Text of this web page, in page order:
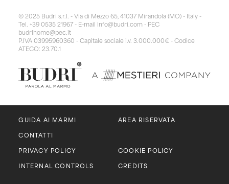
© 2025 Budri s.r.l. - Via di Mezzo 65, 41037 Mirandola (MO) - Italy -
Tel. +39 0535 21967 - E-mail info@budri.com - PEC
budrihome@pec.it
P.IVA 03995960360 - Capitale sociale i.v. 3.000.000€ - Codice
ATECO: 23.70.1
GUIDA AI MARMI
AREA RISERVATA
CONTATTI
PRIVACY POLICY
COOKIE POLICY
INTERNAL CONTROLS
CREDITS